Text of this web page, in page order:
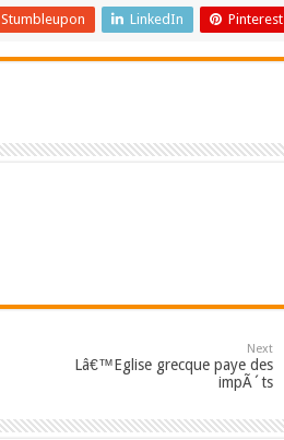
Stumbleupon LinkedIn Pinterest
Next
Lâ€™Eglise grecque paye des
impÃ´ts